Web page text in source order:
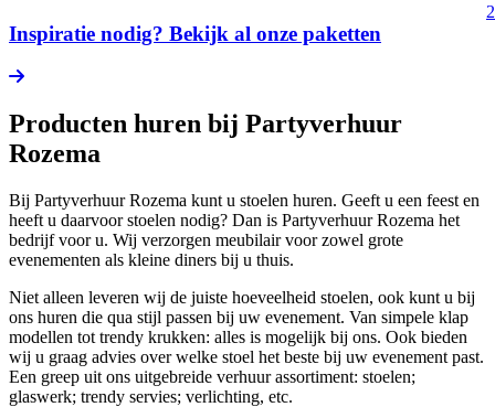
Inspiratie nodig? Bekijk al onze paketten
Producten huren bij Partyverhuur
Rozema
Bij Partyverhuur Rozema kunt u stoelen huren. Geeft u een feest en
heeft u daarvoor stoelen nodig? Dan is Partyverhuur Rozema het
bedrijf voor u. Wij verzorgen meubilair voor zowel grote
evenementen als kleine diners bij u thuis.
Niet alleen leveren wij de juiste hoeveelheid stoelen, ook kunt u bij
ons huren die qua stijl passen bij uw evenement. Van simpele klap
modellen tot trendy krukken: alles is mogelijk bij ons. Ook bieden
wij u graag advies over welke stoel het beste bij uw evenement past.
Een greep uit ons uitgebreide verhuur assortiment: stoelen;
glaswerk; trendy servies; verlichting, etc.